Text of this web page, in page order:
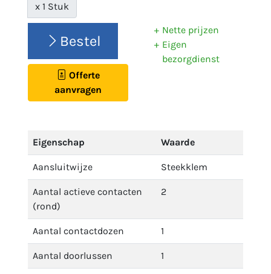
x 1 Stuk
Bestel
Offerte
aanvragen
Nette prijzen
Eigen
bezorgdienst
Eigenschap Waarde
Aansluitwijze Steekklem
Aantal actieve contacten
(rond)
2
Aantal contactdozen 1
Aantal doorlussen 1